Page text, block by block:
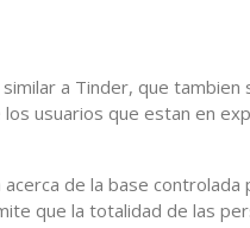
a Tinder, que
usuarios que estan en
de la base
que la totalidad de las